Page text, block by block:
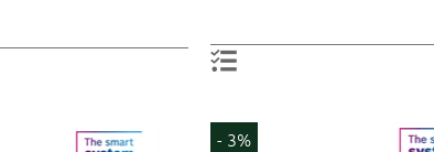
- 3%